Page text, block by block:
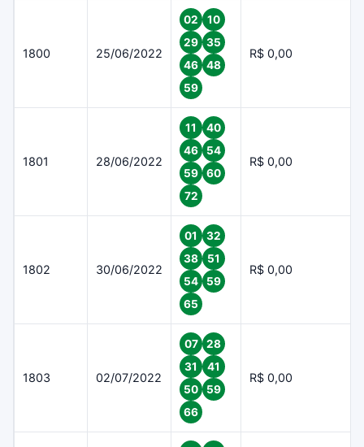
1800 25/06/2022
02
10
29
35
46
48
59
R$ 0,00
1801 28/06/2022
11
40
46
54
59
60
72
R$ 0,00
1802 30/06/2022
01
32
38
51
54
59
65
R$ 0,00
1803 02/07/2022
07
28
31
41
50
59
66
R$ 0,00